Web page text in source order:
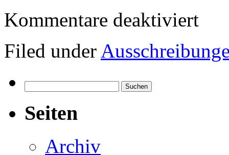
Kommentare deaktiviert
Der
Haller
Filed under
nach:
Seiten
Archiv